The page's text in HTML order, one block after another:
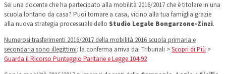
Sei una docente che ha partecipato alla mobilità 2016/2017 che è titolare in una
scuola lontano da casa? Puoi tornare a casa, vicino alla tua famiglia grazie
alla nuova strategia processuale dello Studio Legale Bongarzone-Zinzi.
Numerosi trasferimenti 2016/2017 della mobilità 2016 scuola primaria e
secondaria sono illegittimi: la conferma arriva dai Tribunali >Scopri di Più >
Guarda il Ricorso Punteggio Paritarie e Legge 104-92